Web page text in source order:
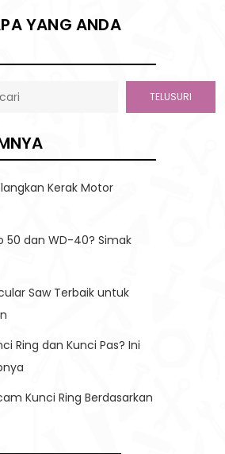
YANG ANDA
TELUSURI
Kerak Motor
50 dan WD-40? Simak
Saw Terbaik untuk
Ring dan Kunci Pas? Ini
Kunci Ring Berdasarkan